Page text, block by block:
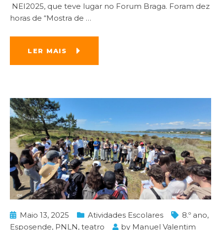
NEI2025, que teve lugar no Forum Braga. Foram dez
horas de “Mostra de …
LER MAIS
Maio 13, 2025 Atividades Escolares 8.º ano,
Esposende, PNLN, teatro by Manuel Valentim